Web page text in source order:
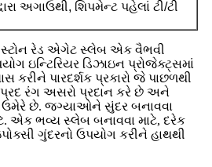
અગાઉથી, શિપમેન્ટ પહેલાં ટી/ટી
સ્ટોન રેડ એગેટ સ્લેબ એક વૈભવી
ઇન્ટિરિયર ડિઝાઇન પ્રોજેક્ટ્સમાં
પારદર્શક પ્રકારો જે પાછળથી
રંગ અસરો પ્રદાન કરે છે અને
ઉમેરે છે. જગ્યાઓને સુંદર બનાવવા
એક ભવ્ય સ્લેબ બનાવવા માટે, દરેક
ગુંદરનો ઉપયોગ કરીને હાથથી